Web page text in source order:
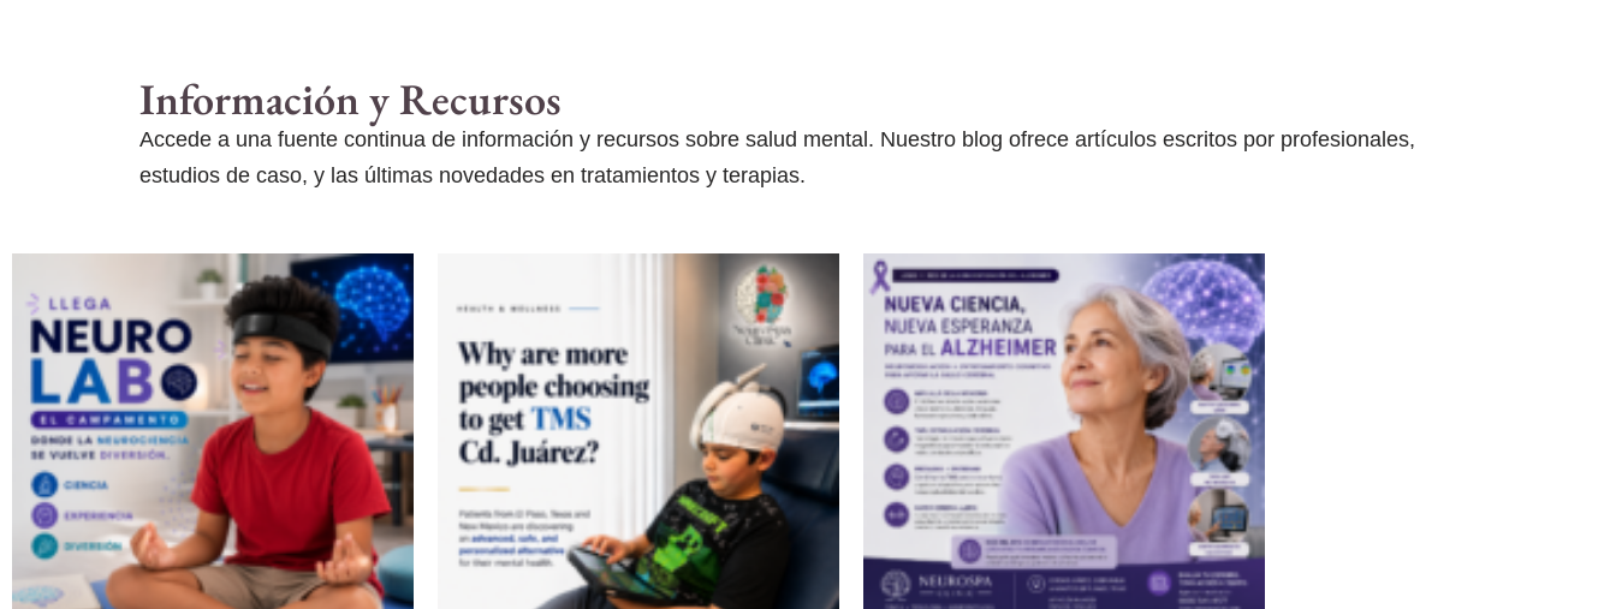
Información y Recursos
Accede a una fuente continua de información y recursos sobre salud mental. Nuestro blog ofrece artículos escritos por profesionales,
estudios de caso, y las últimas novedades en tratamientos y terapias.